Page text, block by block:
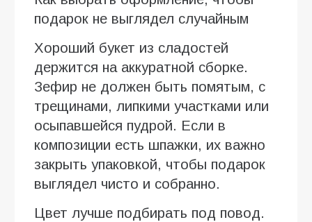
подарок не выглядел случайным
Хороший букет из сладостей
держится на аккуратной сборке.
Зефир не должен быть помятым, с
трещинами, липкими участками или
осыпавшейся пудрой. Если в
композиции есть шпажки, их важно
закрыть упаковкой, чтобы подарок
выглядел чисто и собранно.
Цвет лучше подбирать под повод.